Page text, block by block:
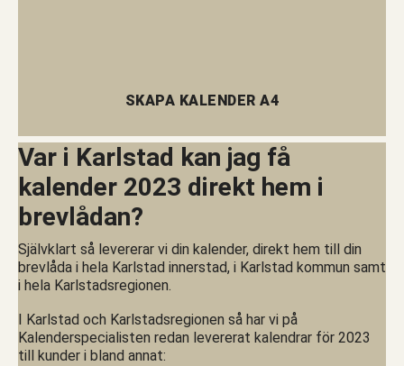
SKAPA KALENDER A4
Var i Karlstad kan jag få
kalender 2023 direkt hem i
brevlådan?
Självklart så levererar vi din kalender, direkt hem till din
brevlåda i hela Karlstad innerstad, i Karlstad kommun samt
i hela Karlstadsregionen.
I Karlstad och Karlstadsregionen så har vi på
Kalenderspecialisten redan levererat kalendrar för 2023
till kunder i bland annat: